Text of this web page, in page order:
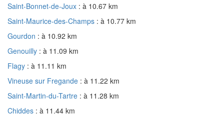
Saint-Bonnet-de-Joux : à 10.67 km
Saint-Maurice-des-Champs : à 10.77 km
Gourdon : à 10.92 km
Genouilly : à 11.09 km
Flagy : à 11.11 km
Vineuse sur Fregande : à 11.22 km
Saint-Martin-du-Tartre : à 11.28 km
Chiddes : à 11.44 km